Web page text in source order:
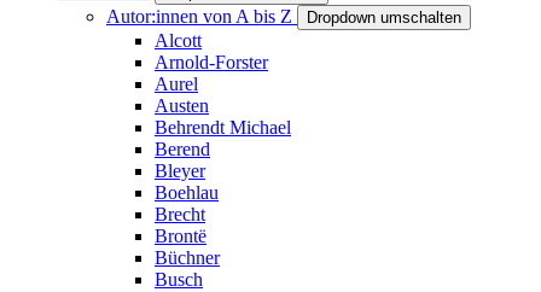
Autor:innen von A bis Z Dropdown umschalten
Alcott
Arnold-Forster
Aurel
Austen
Behrendt Michael
Berend
Bleyer
Boehlau
Brecht
Brontë
Büchner
Busch